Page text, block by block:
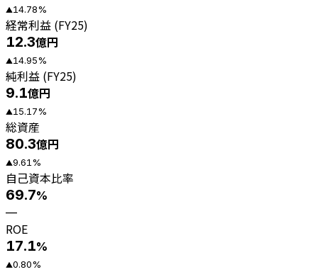
▲14.78%
経常利益 (FY25)
12.3億円
▲14.95%
純利益 (FY25)
9.1億円
▲15.17%
総資産
80.3億円
▲9.61 %
自己資本比率
69.7%
—
ROE
17.1%
▲0.80%